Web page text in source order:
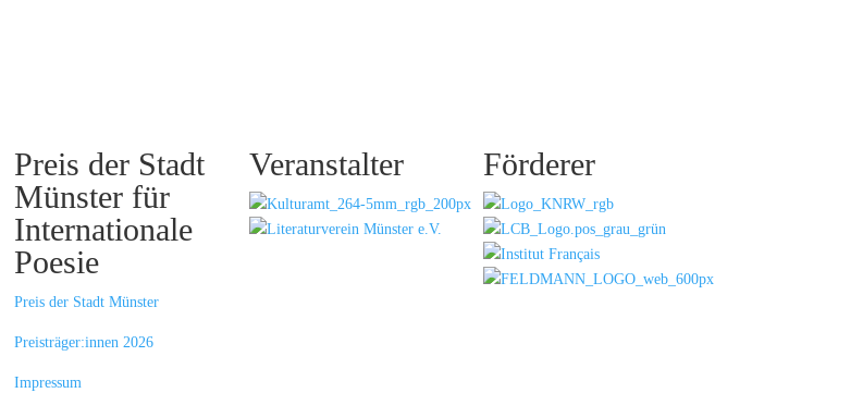
Preis der Stadt
Münster für
Inter­natio­nale
Poesie
Preis der Stadt Münster
Preisträger:innen 2026
Impressum
Veran­stalter Förderer